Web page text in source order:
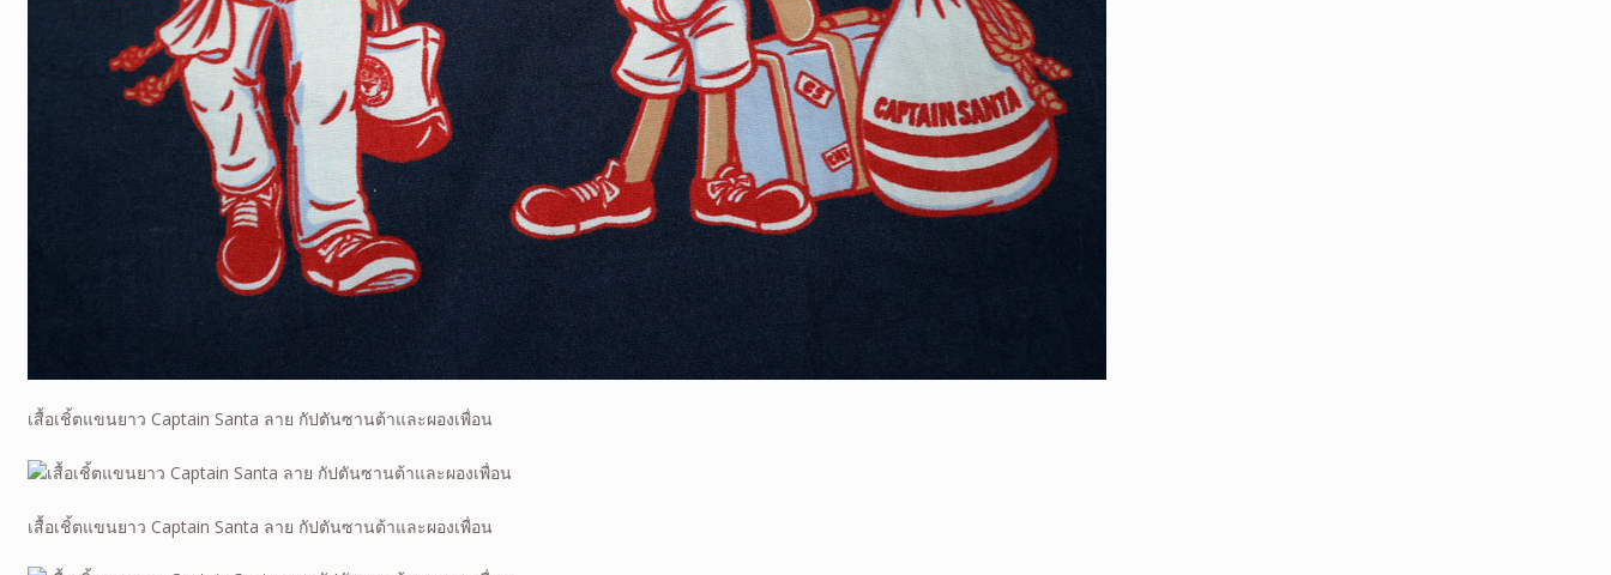
เสื้อเชิ้ตแขนยาว Captain Santa ลาย กัปตันซานต้าและผองเพื่อน
เสื้อเชิ้ตแขนยาว Captain Santa ลาย กัปตันซานต้าและผองเพื่อน